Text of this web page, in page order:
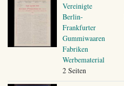
Vereinigte
Berlin-
Frankfurter
Gummiwaaren
Fabriken
Werbematerial
2 Seiten